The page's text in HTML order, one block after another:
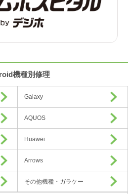
機種別修理
Galaxy
AQUOS
Huawei
Arrows
その他機種・ガラケー